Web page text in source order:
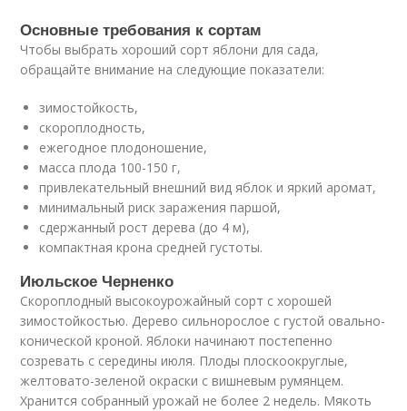
Основные требования к сортам
Чтобы выбрать хороший сорт яблони для сада,
обращайте внимание на следующие показатели:
зимостойкость,
скороплодность,
ежегодное плодоношение,
масса плода 100-150 г,
привлекательный внешний вид яблок и яркий аромат,
минимальный риск заражения паршой,
сдержанный рост дерева (до 4 м),
компактная крона средней густоты.
Июльское Черненко
Скороплодный высокоурожайный сорт с хорошей
зимостойкостью. Дерево сильнорослое с густой овально-
конической кроной. Яблоки начинают постепенно
созревать с середины июля. Плоды плоскоокруглые,
желтовато-зеленой окраски с вишневым румянцем.
Хранится собранный урожай не более 2 недель. Мякоть